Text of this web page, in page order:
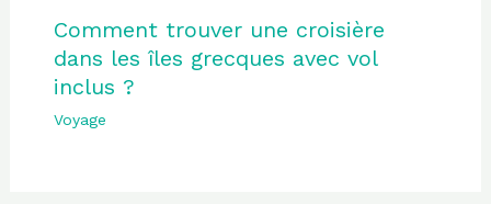
Comment trouver une croisière
dans les îles grecques avec vol
inclus ?
Voyage